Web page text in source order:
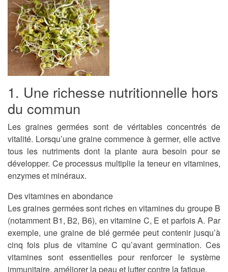
1. Une richesse nutritionnelle hors
du commun
Les graines germées sont de véritables concentrés de
vitalité. Lorsqu’une graine commence à germer, elle active
tous les nutriments dont la plante aura besoin pour se
développer. Ce processus multiplie la teneur en vitamines,
enzymes et minéraux.
Des vitamines en abondance
Les graines germées sont riches en vitamines du groupe B
(notamment B1, B2, B6), en vitamine C, E et parfois A. Par
exemple, une graine de blé germée peut contenir jusqu’à
cinq fois plus de vitamine C qu’avant germination. Ces
vitamines sont essentielles pour renforcer le système
immunitaire, améliorer la peau et lutter contre la fatigue.